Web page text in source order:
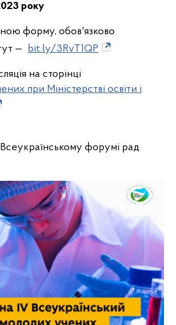
року
форму, обов'язково
— bit.ly/3RvT1QP
на сторінці
при Міністерстві освіти і
форумі рад